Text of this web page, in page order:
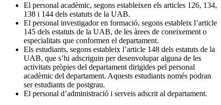
El personal acadèmic, segons estableixen els articles 126, 134,
138 i 144 dels estatuts de la UAB.
El personal investigador en formació, segons estableix l’article
145 dels estatuts de la UAB, de les àrees de coneixement o
especialitats que conformen el departament.
Els estudiants, segons estableix l’article 148 dels estatuts de la
UAB, que s’hi adscriguin per desenvolupar alguna de les
activitats pròpies del departament dirigides pel personal
acadèmic del departament. Aquests estudiants només podran
ser estudiants de postgrau.
El personal d’administració i serveis adscrit al departament.